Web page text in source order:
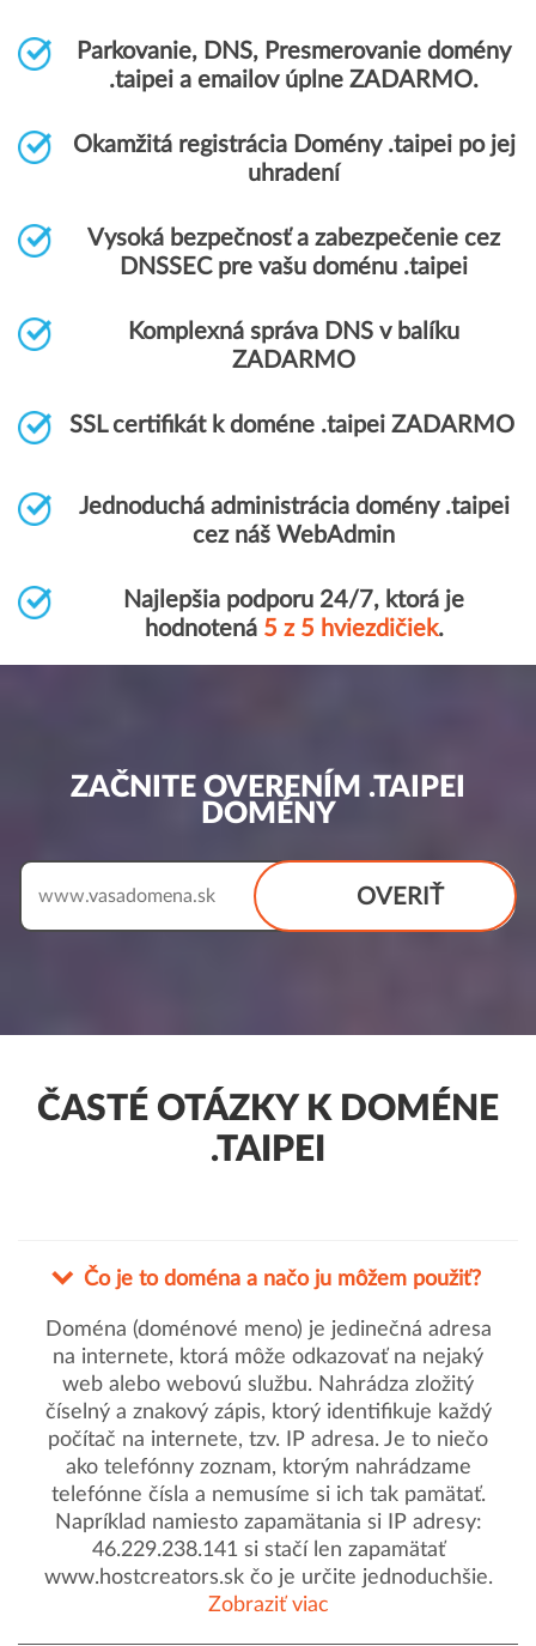
Parkovanie, DNS, Presmerovanie domény
.taipei a emailov úplne ZADARMO.
Okamžitá registrácia Domény .taipei po jej
uhradení
Vysoká bezpečnosť a zabezpečenie cez
DNSSEC pre vašu doménu .taipei
Komplexná správa DNS v balíku
ZADARMO
SSL certifikát k doméne .taipei ZADARMO
Jednoduchá administrácia domény .taipei
cez náš WebAdmin
Najlepšia podporu 24/7, ktorá je
hodnotená 5 z 5 hviezdičiek.
ZAČNITE OVERENÍM .TAIPEI
DOMÉNY
OVERIŤ
www.
ČASTÉ OTÁZKY K DOMÉNE
.TAIPEI
Čo je to doména a načo ju môžem použiť?
Doména (doménové meno) je jedinečná adresa
na internete, ktorá môže odkazovať na nejaký
web alebo webovú službu. Nahrádza zložitý
číselný a znakový zápis, ktorý identifikuje každý
počítač na internete, tzv. IP adresa. Je to niečo
ako telefónny zoznam, ktorým nahrádzame
telefónne čísla a nemusíme si ich tak pamätať.
Napríklad namiesto zapamätania si IP adresy:
46.229.238.141 si stačí len zapamätať
www.hostcreators.sk čo je určite jednoduchšie.
Zobraziť viac